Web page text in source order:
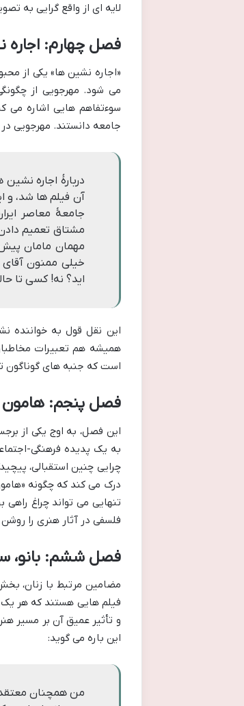
لایه ای از واقع گرایی به
فصل چهارم:
«اجاره نشین ها» یکی از
می شود. مهرجویی از
سوءتفاهم هایی اشاره می
جامعه دانستند. مهرجویی
دربارهٔ اجاره
آن فیلم ها شد،
جامعهٔ معاصر
مشتاق تعمیم
مهمان مامان
خیلی ممنون آقای
اید؟ نه! کسی تا
این نقل قول به خواننده
همیشه هم تعبیرات
است که جنبه های گوناگون
فصل پنجم: هامون
این فصل، به اوج یکی از
به یک پدیده فرهنگی-
چرایی چنین استقبالی،
درک می کند که چگونه
تنهایی می تواند چراغ
فلسفی در آثار هنری را
فصل ششم: بانو،
مضامین مرتبط با زنان، بخش
فیلم هایی هستند که هر یک
و تأثیر عمیق آن بر مسیر
این باره می گوید:
من همچنان